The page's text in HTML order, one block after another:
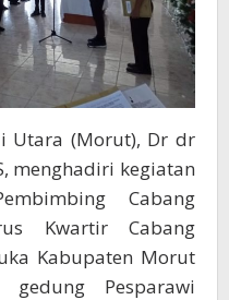
Utara (Morut), Dr dr
menghadiri kegiatan
Cabang
Kwartir Cabang
Kabupaten Morut
Pesparawi